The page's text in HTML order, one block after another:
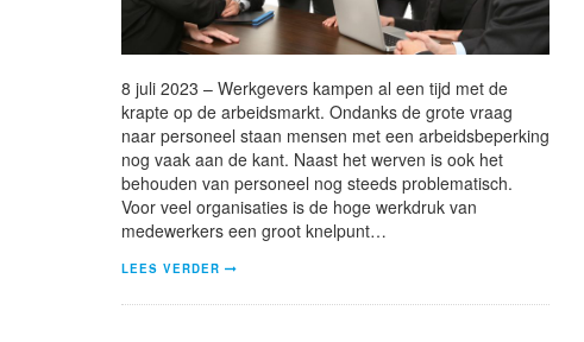
8 juli 2023 – Werkgevers kampen al een tijd met de
krapte op de arbeidsmarkt. Ondanks de grote vraag
naar personeel staan mensen met een arbeidsbeperking
nog vaak aan de kant. Naast het werven is ook het
behouden van personeel nog steeds problematisch.
Voor veel organisaties is de hoge werkdruk van
medewerkers een groot knelpunt…
LEES VERDER